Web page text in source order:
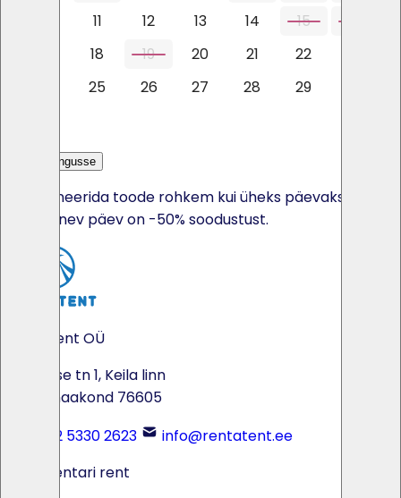
11 12 13 14 15
18 19 20 21 22
25 26 27 28 29
Lisa päringusse
Kui broneerida toode rohkem kui üheks päevaks, siis
iga järgnev päev on -50% soodustust.
Rentatent OÜ
Tööstuse tn 1, Keila linn
Harju maakond 76605
+372 5330 2623
info@rentatent.ee
Peoinventari rent